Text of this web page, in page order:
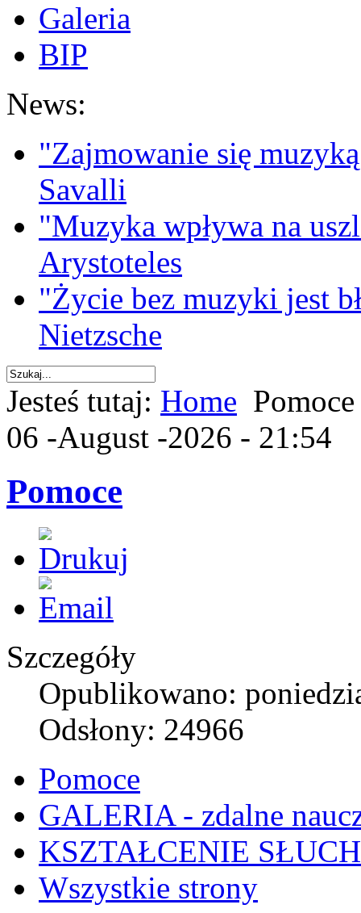
Galeria
BIP
News:
"Zajmowanie się
Savalli
"Muzyka wpływa na
Arystoteles
"Życie bez muzyki jest
Nietzsche
Jesteś tutaj: Home Pomoce
06 -August -2026 - 21:54
Pomoce
Szczegóły
Opublikowano:
Odsłony: 24966
Pomoce
GALERIA - zdalne
KSZTAŁCENIE
Wszystkie strony